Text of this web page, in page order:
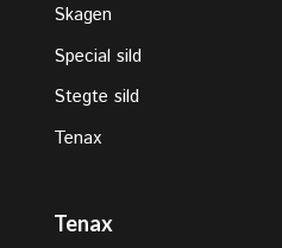
Skagen
Special sild
Stegte sild
Tenax
Tenax